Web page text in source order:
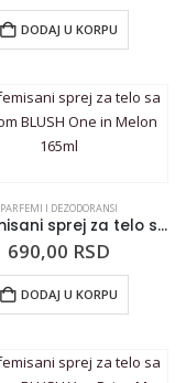
DODAJ U KORPU
PARFEMI I DEZODORANSI
Parfemisani sprej za telo sa šimerom BLUSH One in Melon 165ml
690,00 RSD
DODAJ U KORPU